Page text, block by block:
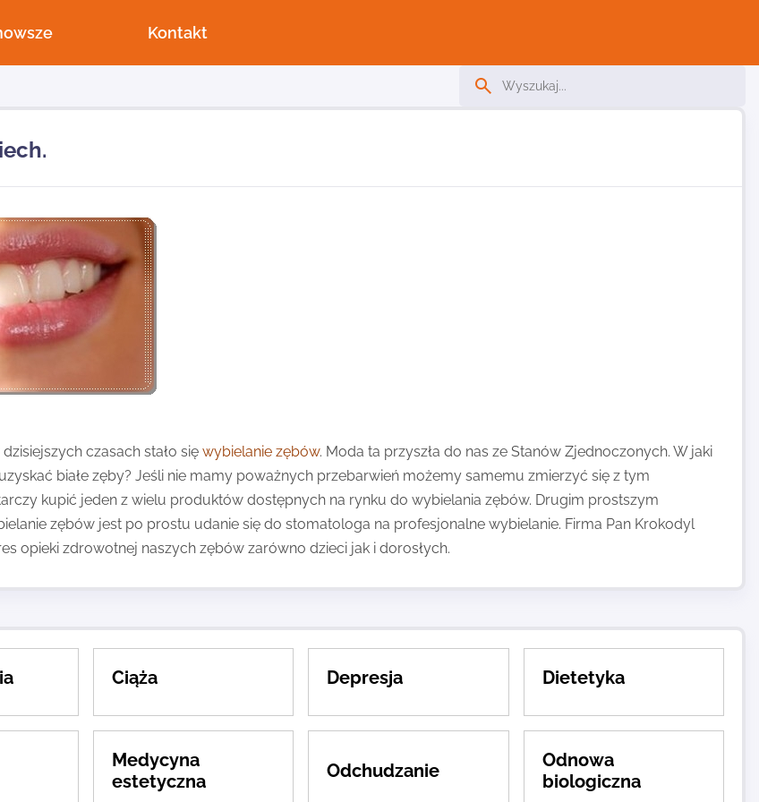
Kontakt
czasach stało się wybielanie zębów. Moda ta przyszła do nas ze Stanów Zjednoczonych. W jaki
białe zęby? Jeśli nie mamy poważnych przebarwień możemy samemu zmierzyć się z tym
kupić jeden z wielu produktów dostępnych na rynku do wybielania zębów. Drugim prostszym
zębów jest po prostu udanie się do stomatologa na profesjonalne wybielanie. Firma Pan Krokodyl
opieki zdrowotnej naszych zębów zarówno dzieci jak i dorosłych.
Ciąża Depresja Dietetyka
Medycyna
estetyczna
Odchudzanie
Odnowa
biologiczna